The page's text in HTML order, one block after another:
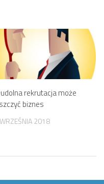
rekrutacja może
biznes
2018